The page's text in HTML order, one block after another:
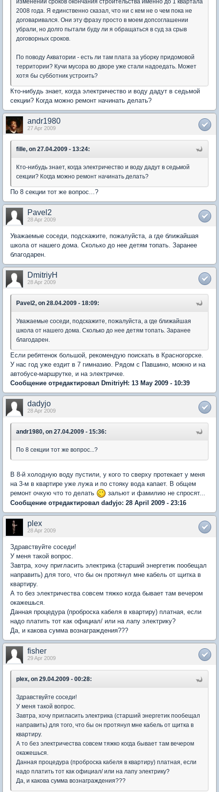
2008 года. Я единственно сказал, что ни с кем не о чем пока не
договаривался. Они эту фразу просто в моем допсоглашении
убрали, но долго пытали буду ли я обращаться в суд за срыв
договорных сроков.
По поводу Акватории - есть ли там плата за уборку придомовой
территории? Кучи мусора во дворе уже стали надоедать. Может
хотя бы субботник устроить?
Кто-нибудь знает, когда электричество и воду дадут в седьмой
секции? Когда можно ремонт начинать делать?
andr1980
27 Apr 2009
fille, on 27.04.2009 - 13:24:
Кто-нибудь знает, когда электричество и воду дадут в седьмой
секции? Когда можно ремонт начинать делать?
По 8 секции тот же вопрос...?
Pavel2
28 Apr 2009
Уважаемые соседи, подскажите, пожалуйста, а где ближайшая
школа от нашего дома. Сколько до нее детям топать. Заранее
благодарен.
DmitriyH
28 Apr 2009
Pavel2, on 28.04.2009 - 18:09:
Уважаемые соседи, подскажите, пожалуйста, а где ближайшая
школа от нашего дома. Сколько до нее детям топать. Заранее
благодарен.
Если ребятенок большой, рекомендую поискать в Красногорске.
У нас год уже ездит в 7 гимназию. Рядом с Павшино, можно и на
автобусе-маршрутке, и на электричке.
Сообщение отредактировал DmitriyH: 13 May 2009 - 10:39
dadyjo
28 Apr 2009
andr1980, on 27.04.2009 - 15:36:
По 8 секции тот же вопрос...?
В 8-й холодную воду пустили, у кого то сверху протекает у меня
на 3-м в квартире уже лужа и по стояку вода капает. В общем
ремонт очкую что то делать
зальют и фамилию не спросят...
Сообщение отредактировал dadyjo: 28 April 2009 - 23:16
plex
28 Apr 2009
Здравствуйте соседи!
У меня такой вопрос.
Завтра, хочу пригласить электрика (старший энергетик пообещал
направить) для того, что бы он протянул мне кабель от щитка в
квартиру.
А то без электричества совсем тяжко когда бывает там вечером
окажешься.
Данная процедура (проброска кабеля в квартиру) платная, если
надо платить тот как официал/ или на лапу электрику?
Да, и какова сумма вознаграждения???
fisher
29 Apr 2009
plex, on 29.04.2009 - 00:28:
Здравствуйте соседи!
У меня такой вопрос.
Завтра, хочу пригласить электрика (старший энергетик пообещал
направить) для того, что бы он протянул мне кабель от щитка в
квартиру.
А то без электричества совсем тяжко когда бывает там вечером
окажешься.
Данная процедура (проброска кабеля в квартиру) платная, если
надо платить тот как официал/ или на лапу электрику?
Да, и какова сумма вознаграждения???